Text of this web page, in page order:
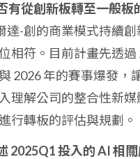
有從創新板轉至一般板
達-創的商業模式持續
相符。目前計畫先透過
2026 年的賽事爆發，
理解公司的整合性新媒
行轉板的評估與規劃。
2025Q1 投入的 AI 相